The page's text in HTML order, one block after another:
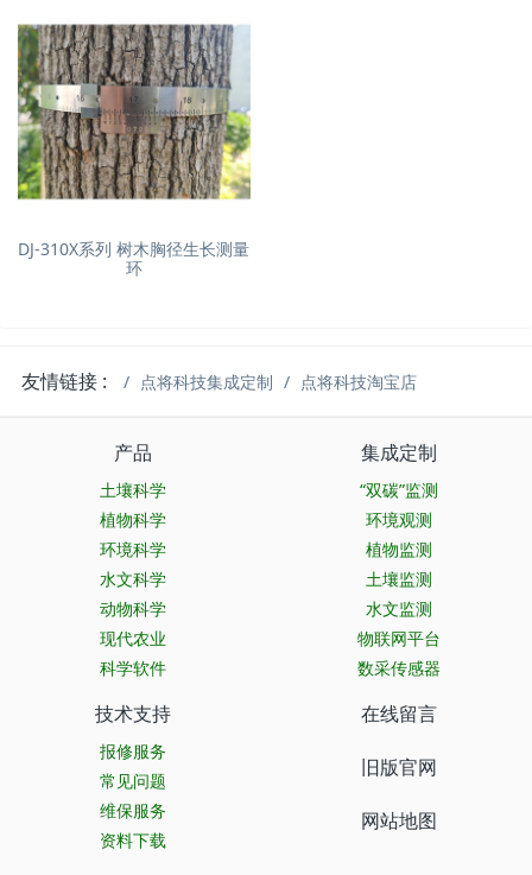
DJ-310X系列 树木胸径生长测量
环
友情链接 : 点将科技集成定制 点将科技淘宝店
产品
土壤科学
植物科学
环境科学
水文科学
动物科学
现代农业
科学软件
集成定制
“双碳”监测
环境观测
植物监测
土壤监测
水文监测
物联网平台
数采传感器
技术支持
报修服务
常见问题
维保服务
资料下载
在线留言
旧版官网
网站地图